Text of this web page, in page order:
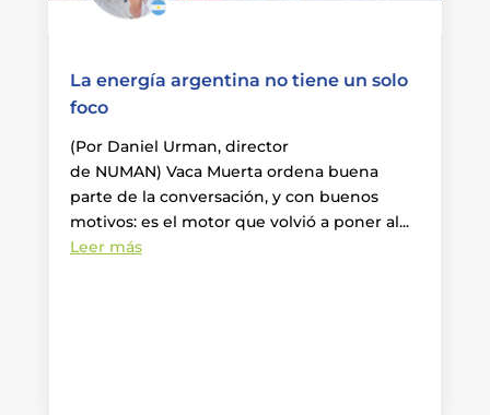
La energía argentina no tiene un solo
foco
(Por Daniel Urman, director
de NUMAN) Vaca Muerta ordena buena
parte de la conversación, y con buenos
motivos: es el motor que volvió a poner al...
Leer más